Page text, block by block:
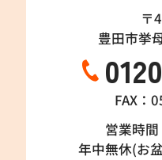
〒
豊田市挙
FAX：
営業時
年中無休(お